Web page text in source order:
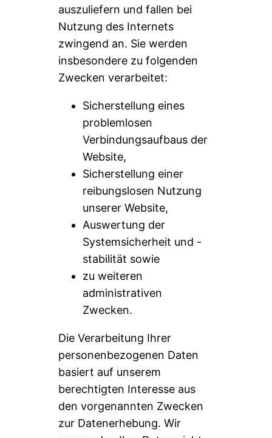
auszuliefern und fallen bei
Nutzung des Internets
zwingend an. Sie werden
insbesondere zu folgenden
Zwecken verarbeitet:
Sicherstellung eines
problemlosen
Verbindungsaufbaus der
Website,
Sicherstellung einer
reibungslosen Nutzung
unserer Website,
Auswertung der
Systemsicherheit und -
stabilität sowie
zu weiteren
administrativen
Zwecken.
Die Verarbeitung Ihrer
personenbezogenen Daten
basiert auf unserem
berechtigten Interesse aus
den vorgenannten Zwecken
zur Datenerhebung. Wir